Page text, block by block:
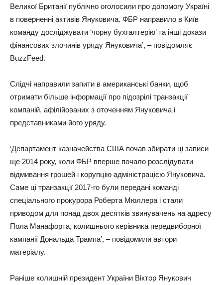
Великої Британії публічно оголосили про допомогу Україні
в поверненні активів Януковича. ФБР направило в Київ
команду досліджувати ‘чорну бухгалтерію’ та інші докази
фінансових злочинів уряду Януковича’, – повідомляє
BuzzFeed.
Слідчі направили запити в американські банки, щоб
отримати більше інформації про підозрілі транзакції
компаній, афілійованих з оточенням Януковича і
представниками його уряду.
‘Департамент казначейства США почав збирати ці записи
ще 2014 року, коли ФБР вперше почало розслідувати
відмивання грошей і корупцію адміністрацією Януковича.
Саме ці транзакції 2017-го були передані команді
спеціального прокурора Роберта Мюллера і стали
приводом для понад двох десятків звинувачень на адресу
Пола Манафорта, колишнього керівника передвиборної
кампанії Дональда Трампа’, – повідомили автори
матеріалу.
Раніше колишній президент України Віктор Янукович